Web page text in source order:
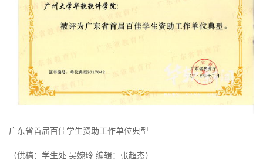
广东省首届百佳学生资助工作单位典型
（供稿：学生处 吴婉玲 编辑：张超杰）